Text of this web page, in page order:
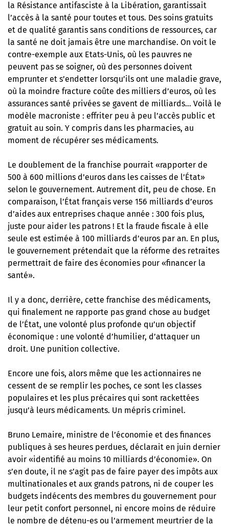
la Résistance antifasciste à la Libération, garantissait
l’accès à la santé pour toutes et tous. Des soins gratuits
et de qualité garantis sans conditions de ressources, car
la santé ne doit jamais être une marchandise. On voit le
contre-exemple aux Etats-Unis, où les pauvres ne
peuvent pas se soigner, où des personnes doivent
emprunter et s’endetter lorsqu’ils ont une maladie grave,
où la moindre fracture coûte des milliers d’euros, où les
assurances santé privées se gavent de milliards… Voilà le
modèle macroniste : effriter peu à peu l’accès public et
gratuit au soin. Y compris dans les pharmacies, au
moment de récupérer ses médicaments.
Le doublement de la franchise pourrait «rapporter de
500 à 600 millions d’euros dans les caisses de l’État»
selon le gouvernement. Autrement dit, peu de chose. En
comparaison, l’État français verse 156 milliards d’euros
d’aides aux entreprises chaque année : 300 fois plus,
juste pour aider les patrons ! Et la fraude fiscale à elle
seule est estimée à 100 milliards d’euros par an. En plus,
le gouvernement prétendait que la réforme des retraites
permettrait de faire des économies pour «financer la
santé».
Il y a donc, derrière, cette franchise des médicaments,
qui finalement ne rapporte pas grand chose au budget
de l’État, une volonté plus profonde qu’un objectif
économique : une volonté d’humilier, d’attaquer un
droit. Une punition collective.
Encore une fois, alors même que les actionnaires ne
cessent de se remplir les poches, ce sont les classes
populaires et les plus précaires qui sont rackettées
jusqu’à leurs médicaments. Un mépris criminel.
Bruno Lemaire, ministre de l’économie et des finances
publiques à ses heures perdues, déclarait en juin dernier
avoir «identifié au moins 10 milliards d’économie». On
s’en doute, il ne s’agit pas de faire payer des impôts aux
multinationales et aux grands patrons, ni de couper les
budgets indécents des membres du gouvernement pour
leur petit confort personnel, ni encore moins de réduire
le nombre de détenu-es ou l’armement meurtrier de la